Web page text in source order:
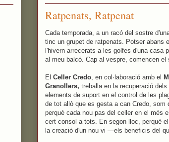
Ratpenats, Ratpenat
Cada temporada, a un racó del sostre
tinc un grupet de ratpenats. Potser abans
l'hivern arrecerats a les golfes d'una casa
al meu balcó. Cap al vespre, comencen el
El Celler Credo, en col·laboració amb el
Granollers, treballa en la recuperació
elements de suport en el control de les
de tot allò que es gesta a can Credo, som
perquè cada nou pas del celler en el més
cert consol a tots. En segon lloc, perquè
la creació d'un nou vi —els beneficis del